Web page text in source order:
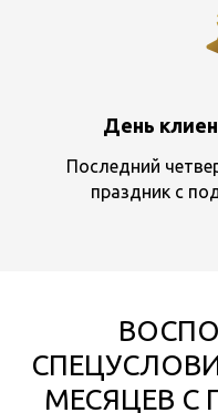
День
Последний
праздник с
МЕСЯЦЕВ С